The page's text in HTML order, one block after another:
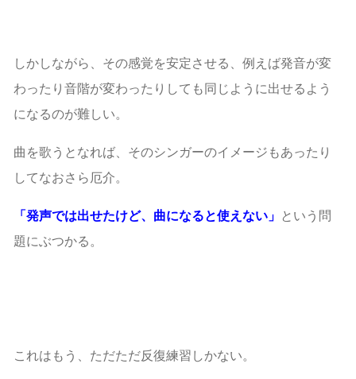
しかしながら、その感覚を安定させる、例えば発音が変
わったり音階が変わったりしても同じように出せるよう
になるのが難しい。
曲を歌うとなれば、そのシンガーのイメージもあったり
してなおさら厄介。
「発声では出せたけど、曲になると使えない」
という問
題にぶつかる。
これはもう、ただただ反復練習しかない。